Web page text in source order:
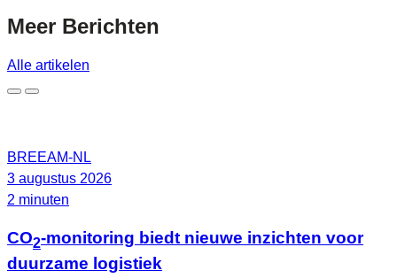
Meer Berichten
Alle artikelen
BREEAM-NL
3 augustus 2026
2 minuten
CO2-monitoring biedt nieuwe inzichten voor
duurzame logistiek